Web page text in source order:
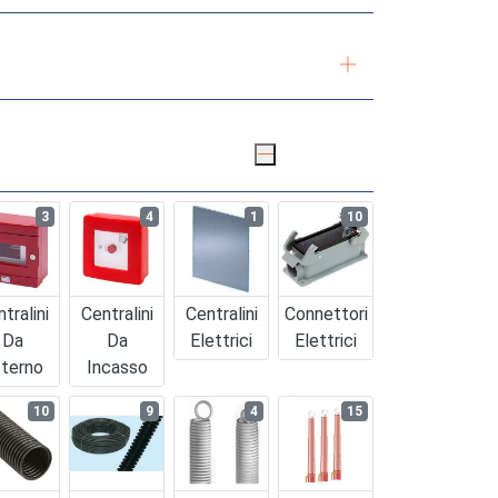
Da
3
Centralini
Da
Incasso
4
Centralini
Elettrici
1
Connettori
Elettrici
10
10 9 4 15